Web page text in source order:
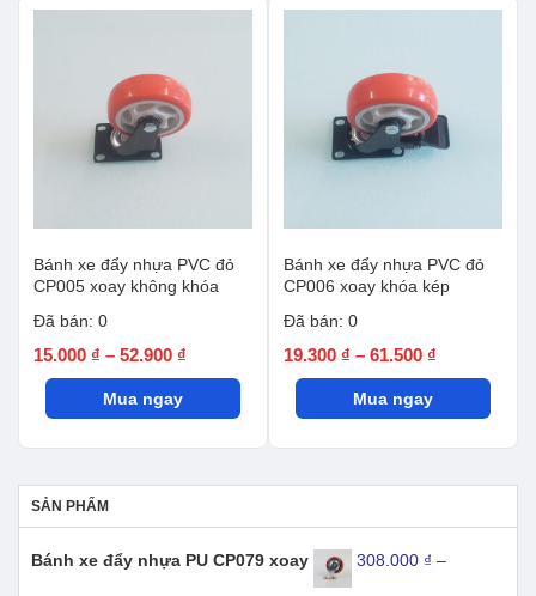
52.900 ₫
61.500 ₫
Bánh xe đẩy nhựa PVC đỏ
CP005 xoay không khóa
Đã bán: 0
15.000 ₫ – 52.900 ₫
giá:
15.000 ₫
Mua ngay
Bánh xe đẩy nhựa PVC đỏ
CP006 xoay khóa kép
Đã bán: 0
19.300 ₫ – 61.500 ₫
giá:
19.300 ₫
Mua ngay
SẢN PHẨM
Bánh xe đẩy nhựa PU CP079 xoay 308.000 ₫ –